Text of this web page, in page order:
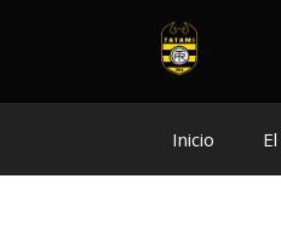
Inicio